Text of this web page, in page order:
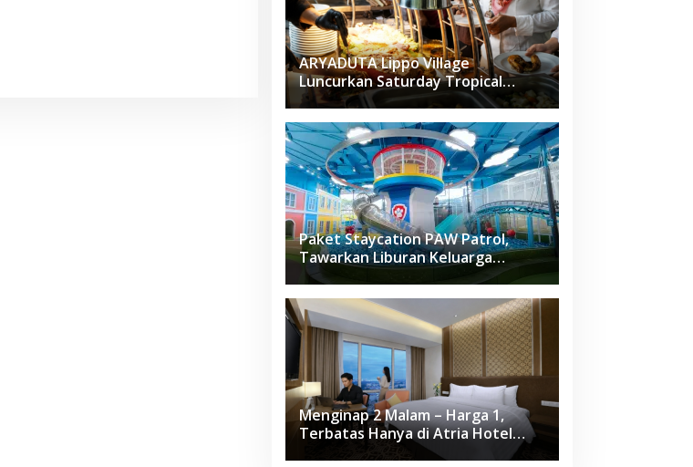
ARYADUTA Lippo Village
Luncurkan Saturday Tropical
Brunch
Paket Staycation PAW Patrol,
Tawarkan Liburan Keluarga
Menyenangkan Hanya di Herloom
Hotel BSD
Menginap 2 Malam – Harga 1,
Terbatas Hanya di Atria Hotel